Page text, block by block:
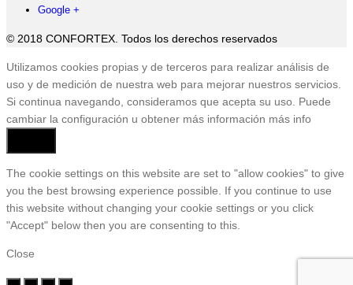
Google +
© 2018 CONFORTEX. Todos los derechos reservados
Ir
a
Tienda
Utilizamos cookies propias y de terceros para realizar análisis de
uso y de medición de nuestra web para mejorar nuestros servicios.
Si continua navegando, consideramos que acepta su uso. Puede
cambiar la configuración u obtener más información más info
The cookie settings on this website are set to "allow cookies" to give
you the best browsing experience possible. If you continue to use
this website without changing your cookie settings or you click
"Accept" below then you are consenting to this.
Close